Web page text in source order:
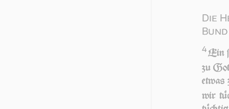
Die
Bund
4Ein
zu
et­was
wir